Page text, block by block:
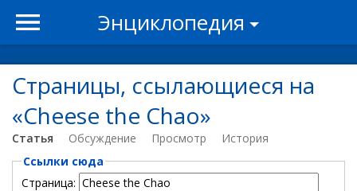
Энциклопедия
Страницы, ссылающиеся на
«Cheese the Chao»
Статья Обсуждение Просмотр
История
Ссылки сюда
Страница: